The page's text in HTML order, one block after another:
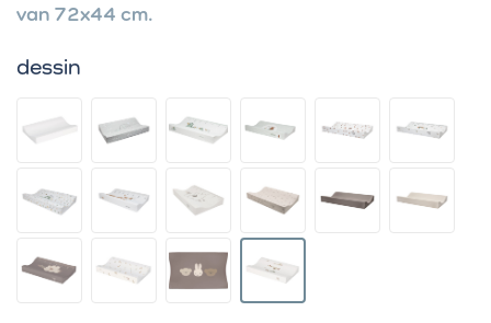
van 72x44 cm.
dessin